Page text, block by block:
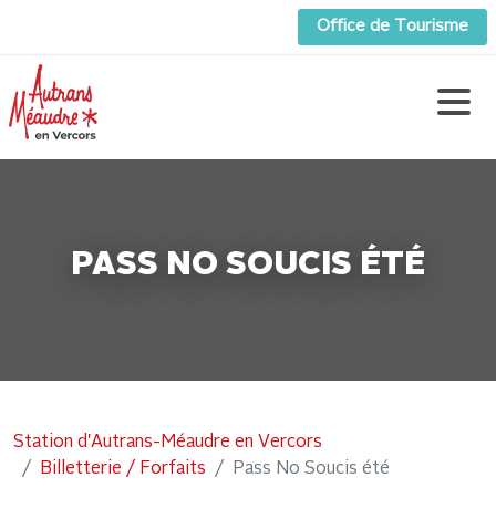
Office de Tourisme
PASS NO SOUCIS ÉTÉ
Station d'Autrans-Méaudre en Vercors
Billetterie / Forfaits
Pass No Soucis été